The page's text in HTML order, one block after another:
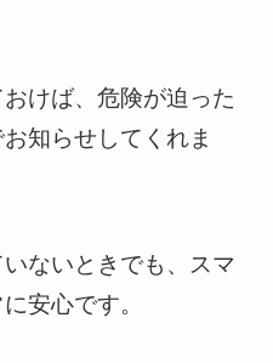
けば、危険が迫った
知らせしてくれま
ないときでも、スマ
安心です。